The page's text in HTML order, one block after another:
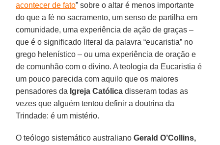
acontecer de fato” sobre o altar é menos importante
do que a fé no sacramento, um senso de partilha em
comunidade, uma experiência de ação de graças –
que é o significado literal da palavra “eucaristia” no
grego helenístico – ou uma experiência de oração e
de comunhão com o divino. A teologia da Eucaristia é
um pouco parecida com aquilo que os maiores
pensadores da Igreja Católica disseram todas as
vezes que alguém tentou definir a doutrina da
Trindade: é um mistério.
O teólogo sistemático australianoGerald O’Collins,